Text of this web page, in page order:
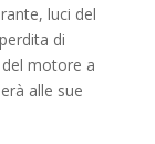
luci del
di
motore a
alle sue